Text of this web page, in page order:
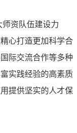
资队伍建设力
心打造更加科学合
际交流合作等多种
实践经验的高素质
提供坚实的人才保